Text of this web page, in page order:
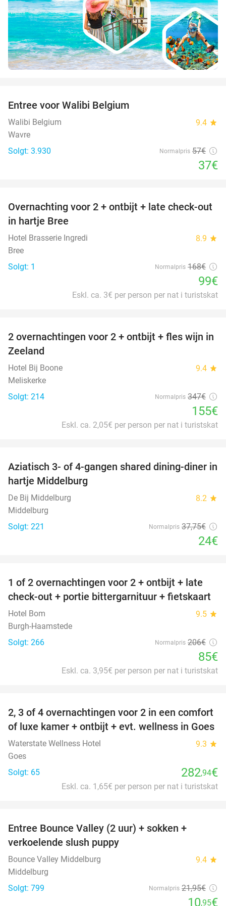
Entree voor Walibi Belgium
Walibi Belgium 9.4 star
Wavre
Solgt: 3.930
Normalpris 57€
37€
41%
DAG
Overnachting voor 2 + ontbijt + late check-out
in hartje Bree
Hotel Brasserie Ingredi 8.9 star
Bree
Solgt: 1
Normalpris 168€
99€
Eskl. ca. 3€ per person per nat i turistskat
55%
2 overnachtingen voor 2 + ontbijt + fles wijn in
Zeeland
Hotel Bij Boone 9.4 star
Meliskerke
Solgt: 214
Normalpris 347€
155€
Eskl. ca. 2,05€ per person per nat i turistskat
36%
Aziatisch 3- of 4-gangen shared dining-diner in
hartje Middelburg
De Bij Middelburg 8.2 star
Middelburg
Solgt: 221
Normalpris 37,75€
24€
59%
1 of 2 overnachtingen voor 2 + ontbijt + late
check-out + portie bittergarnituur + fietskaart
Hotel Bom 9.5 star
Burgh-Haamstede
Solgt: 266
Normalpris 206€
85€
Eskl. ca. 3,95€ per person per nat i turistskat
2, 3 of 4 overnachtingen voor 2 in een comfort
of luxe kamer + ontbijt + evt. wellness in Goes
Waterstate Wellness Hotel 9.3 star
Goes
Solgt: 65
282,94€
Eskl. ca. 1,65€ per person per nat i turistskat
Entree Bounce Valley (2 uur) + sokken +
verkoelende slush puppy
Bounce Valley Middelburg 9.4 star
Middelburg
Solgt: 799
Normalpris 21,95€
10,95€